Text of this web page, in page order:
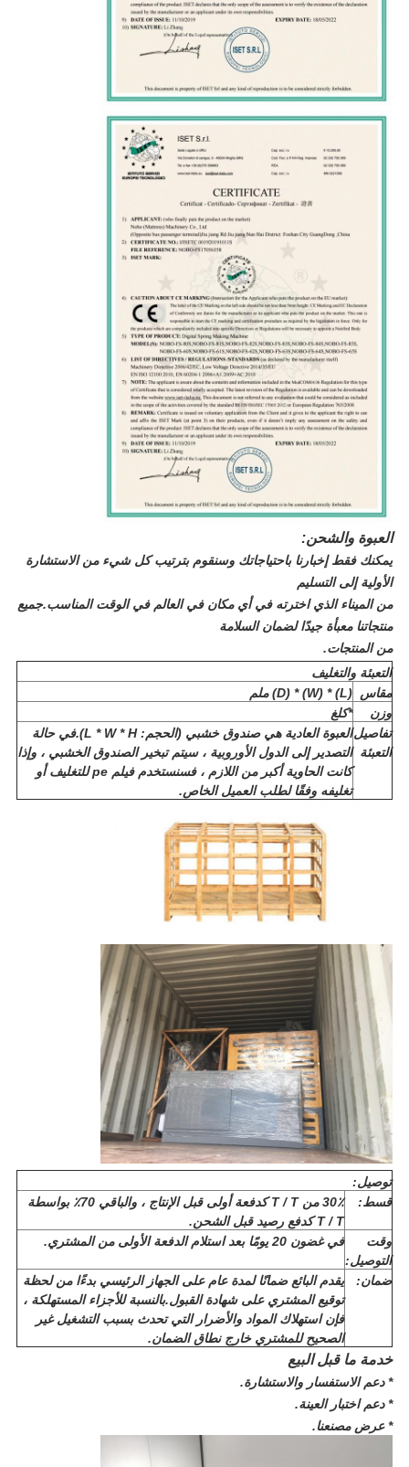
العبوة والشحن:
يمكنك فقط إخبارنا باحتياجاتك وسنقوم بترتيب كل شيء من الاستشارة
الأولية إلى التسليم
من الميناء الذي اخترته في أي مكان في العالم في الوقت المناسب.جميع
منتجاتنا معبأة جيدًا لضمان السلامة
من المنتجات.
التعبئة والتغليف
مقاس (L) * (W) * (D) ملم
وزن
*كلغ
تفاصيل
التعبئة
العبوة العادية هي صندوق خشبي (الحجم: L * W * H).في حالة
التصدير إلى الدول الأوروبية ، سيتم تبخير الصندوق الخشبي ، وإذا
كانت الحاوية أكبر من اللازم ، فسنستخدم فيلم pe للتغليف أو
تغليفه وفقًا لطلب العميل الخاص.
توصيل:
قسط:
30٪ من T / T كدفعة أولى قبل الإنتاج ، والباقي 70٪ بواسطة
T / T كدفع رصيد قبل الشحن.
وقت
التوصيل:
في غضون 20 يومًا بعد استلام الدفعة الأولى من المشتري.
ضمان:
يقدم البائع ضمانًا لمدة عام على الجهاز الرئيسي بدءًا من لحظة
توقيع المشتري على شهادة القبول.بالنسبة للأجزاء المستهلكة ،
فإن استهلاك المواد والأضرار التي تحدث بسبب التشغيل غير
الصحيح للمشتري خارج نطاق الضمان.
خدمة ما قبل البيع
* دعم الاستفسار والاستشارة.
* دعم اختبار العينة.
* عرض مصنعنا.